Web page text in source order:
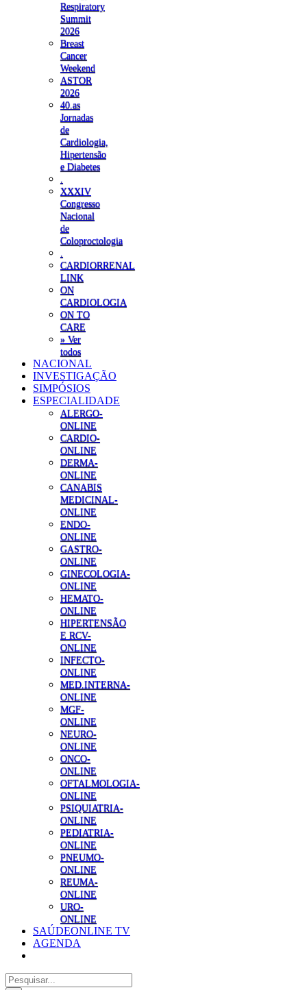
Respiratory
Summit
2026
Breast
Cancer
Weekend
ASTOR
2026
40.as
Jornadas
de
Cardiologia,
Hipertensão
e Diabetes
XXXIV
Congresso
Nacional
de
Coloproctologia
CARDIORRENAL
LINK
ON
CARDIOLOGIA
ON TO
CARE
» Ver
todos
NACIONAL
INVESTIGAÇÃO
SIMPÓSIOS
ESPECIALIDADE
ALERGO-
ONLINE
CARDIO-
ONLINE
DERMA-
ONLINE
CANABIS
MEDICINAL-
ONLINE
ENDO-
ONLINE
GASTRO-
ONLINE
GINECOLOGIA-
ONLINE
HEMATO-
ONLINE
HIPERTENSÃO
E RCV-
ONLINE
INFECTO-
ONLINE
MED.INTERNA-
ONLINE
MGF-
ONLINE
NEURO-
ONLINE
ONCO-
ONLINE
OFTALMOLOGIA-
ONLINE
PSIQUIATRIA-
ONLINE
PEDIATRIA-
ONLINE
PNEUMO-
ONLINE
REUMA-
ONLINE
URO-
ONLINE
SAÚDEONLINE TV
AGENDA
Pesquisar